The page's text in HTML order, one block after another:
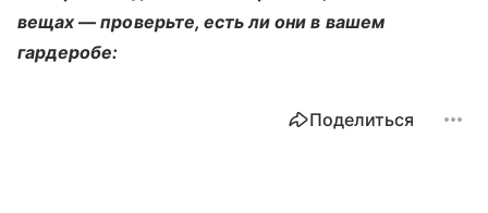
вещах — проверьте, есть ли они в вашем
гардеробе:
Поделиться